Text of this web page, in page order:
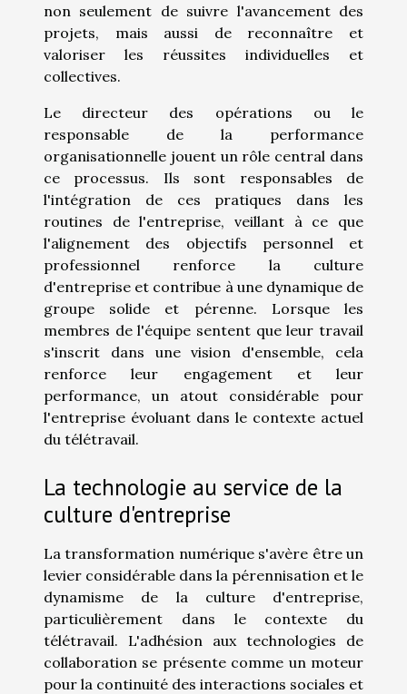
non seulement de suivre l'avancement des
projets, mais aussi de reconnaître et
valoriser les réussites individuelles et
collectives.
Le directeur des opérations ou le
responsable de la performance
organisationnelle jouent un rôle central dans
ce processus. Ils sont responsables de
l'intégration de ces pratiques dans les
routines de l'entreprise, veillant à ce que
l'alignement des objectifs personnel et
professionnel renforce la culture
d'entreprise et contribue à une dynamique de
groupe solide et pérenne. Lorsque les
membres de l'équipe sentent que leur travail
s'inscrit dans une vision d'ensemble, cela
renforce leur engagement et leur
performance, un atout considérable pour
l'entreprise évoluant dans le contexte actuel
du télétravail.
La technologie au service de la
culture d'entreprise
La transformation numérique s'avère être un
levier considérable dans la pérennisation et le
dynamisme de la culture d'entreprise,
particulièrement dans le contexte du
télétravail. L'adhésion aux technologies de
collaboration se présente comme un moteur
pour la continuité des interactions sociales et